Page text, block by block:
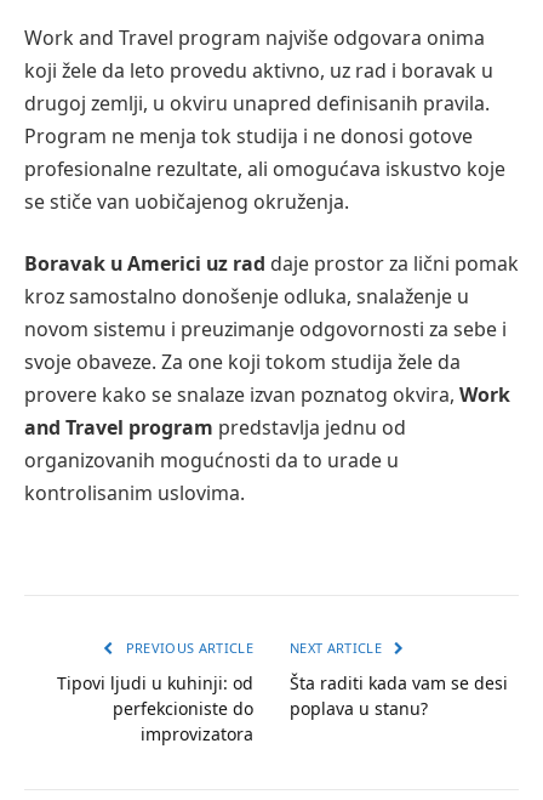
Work and Travel program najviše odgovara onima
koji žele da leto provedu aktivno, uz rad i boravak u
drugoj zemlji, u okviru unapred definisanih pravila.
Program ne menja tok studija i ne donosi gotove
profesionalne rezultate, ali omogućava iskustvo koje
se stiče van uobičajenog okruženja.
Boravak u Americi uz rad daje prostor za lični pomak
kroz samostalno donošenje odluka, snalaženje u
novom sistemu i preuzimanje odgovornosti za sebe i
svoje obaveze. Za one koji tokom studija žele da
provere kako se snalaze izvan poznatog okvira, Work
and Travel program predstavlja jednu od
organizovanih mogućnosti da to urade u
kontrolisanim uslovima.
PREVIOUS ARTICLE
Tipovi ljudi u kuhinji: od
perfekcioniste do
improvizatora
NEXT ARTICLE
Šta raditi kada vam se desi
poplava u stanu?